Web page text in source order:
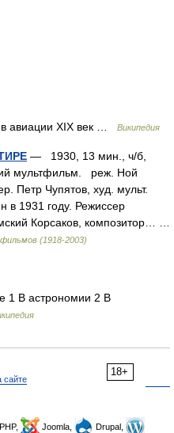
XIX век … Википедия
— 1930, 13 мин., ч/б,
мультфильм. реж. Ной
Петр Чупятов, худ. мульт.
1931 году. Режиссер
Корсаков, композитор… …
(1918-2003)
1 В астрономии 2 В
18+
сайте
Joomla, Drupal,